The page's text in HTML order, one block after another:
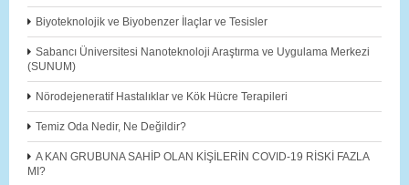
Biyoteknolojik ve Biyobenzer İlaçlar ve Tesisler
Sabancı Üniversitesi Nanoteknoloji Araştırma ve Uygulama Merkezi
(SUNUM)
Nörodejeneratif Hastalıklar ve Kök Hücre Terapileri
Temiz Oda Nedir, Ne Değildir?
A KAN GRUBUNA SAHİP OLAN KİŞİLERİN COVID-19 RİSKİ FAZLA
MI?